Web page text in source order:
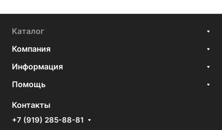
Каталог
Компания
Информация
Помощь
Контакты
+7 (919) 285-88-81